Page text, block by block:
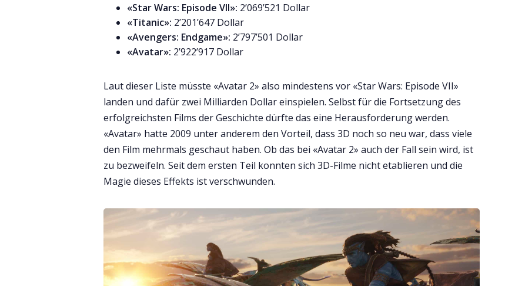
«Star Wars: Episode VII»: 2’069’521 Dollar
«Titanic»: 2’201’647 Dollar
«Avengers: Endgame»: 2’797’501 Dollar
«Avatar»: 2’922’917 Dollar
Laut dieser Liste müsste «Avatar 2» also mindestens vor «Star Wars: Episode VII»
landen und dafür zwei Milliarden Dollar einspielen. Selbst für die Fortsetzung des
erfolgreichsten Films der Geschichte dürfte das eine Herausforderung werden.
«Avatar» hatte 2009 unter anderem den Vorteil, dass 3D noch so neu war, dass viele
den Film mehrmals geschaut haben. Ob das bei «Avatar 2» auch der Fall sein wird, ist
zu bezweifeln. Seit dem ersten Teil konnten sich 3D-Filme nicht etablieren und die
Magie dieses Effekts ist verschwunden.